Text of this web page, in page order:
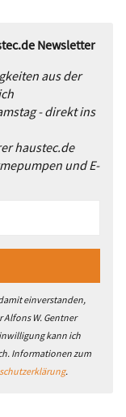
Newsletter
aus der
- direkt ins
haustec.de
und E-
einverstanden,
W. Gentner
kann ich
Informationen zum
.